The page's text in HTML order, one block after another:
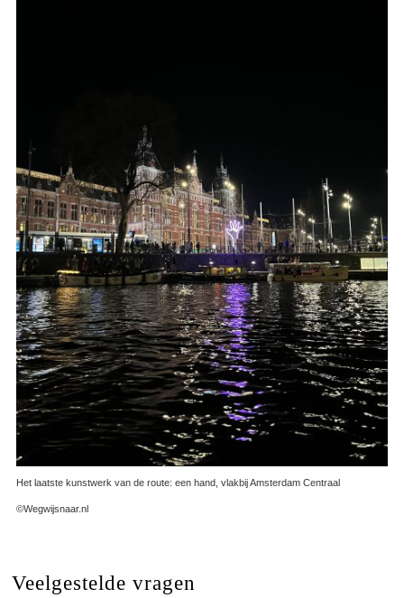
Het laatste kunstwerk van de route: een hand, vlakbij Amsterdam Centraal
©Wegwijsnaar.nl
Veelgestelde vragen